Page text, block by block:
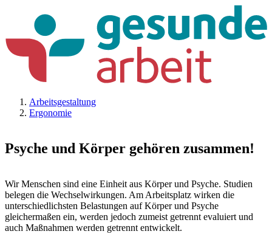
Arbeitsgestaltung
Ergonomie
Psyche und Körper gehören zusammen!
Wir Menschen sind eine Einheit aus Körper und Psyche. Studien
belegen die Wechselwirkungen. Am Arbeitsplatz wirken die
unterschiedlichsten Belastungen auf Körper und Psyche
gleichermaßen ein, werden jedoch zumeist getrennt evaluiert und
auch Maßnahmen werden getrennt entwickelt.